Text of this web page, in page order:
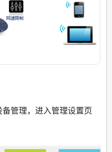
管理，进入管理设置页